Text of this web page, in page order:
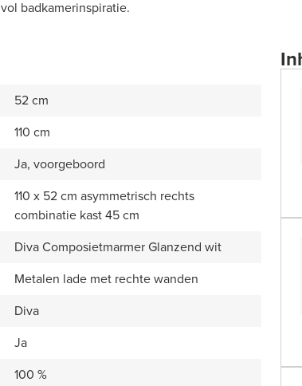
vol badkamerinspiratie.
52 cm
110 cm
Ja, voorgeboord
110 x 52 cm asymmetrisch rechts
combinatie kast 45 cm
Diva Composietmarmer Glanzend wit
Metalen lade met rechte wanden
Diva
Ja
100 %